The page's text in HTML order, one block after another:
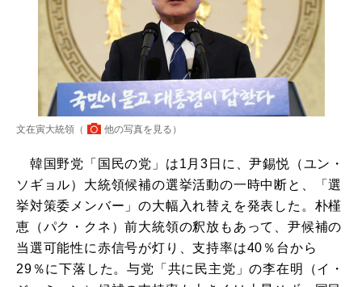
文在寅大統領（ 他の写真を見る ）
韓国野党「国民の党」は1月3日に、尹錫悦（ユン・
ソギョル）大統領候補の選挙活動の一時中断と、「選
挙対策委メンバー」の大幅入れ替えを発表した。朴槿
恵（パク・クネ）前大統領の釈放もあって、尹候補の
当選可能性に赤信号が灯り、支持率は40％台から
29％に下落した。与党「共に民主党」の李在明（イ・